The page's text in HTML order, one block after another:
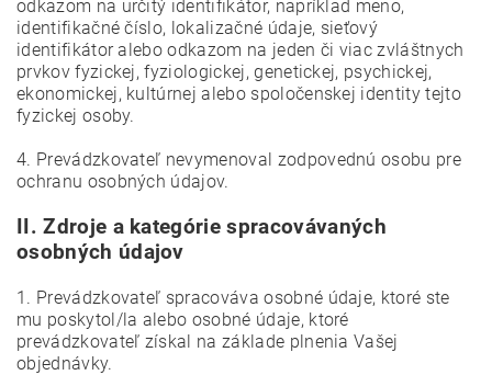
odkazom na určitý identifikátor, napríklad meno,
identifikačné číslo, lokalizačné údaje, sieťový
identifikátor alebo odkazom na jeden či viac zvláštnych
prvkov fyzickej, fyziologickej, genetickej, psychickej,
ekonomickej, kultúrnej alebo spoločenskej identity tejto
fyzickej osoby.
4. Prevádzkovateľ nevymenoval zodpovednú osobu pre
ochranu osobných údajov.
II.Zdroje a kategórie spracovávaných
osobných údajov
1. Prevádzkovateľ spracováva osobné údaje, ktoré ste
mu poskytol/la alebo osobné údaje, ktoré
prevádzkovateľ získal na základe plnenia Vašej
objednávky.